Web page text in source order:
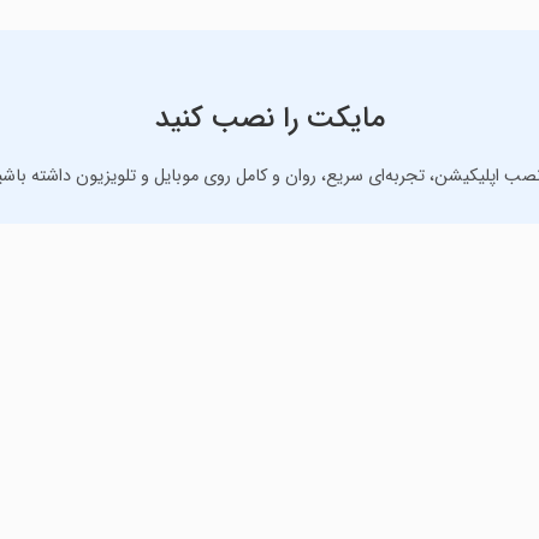
مایکت را نصب کنید
اپلیکیشن، تجربه‌ای سریع، روان و کامل روی موبایل و تلویزیون داشته